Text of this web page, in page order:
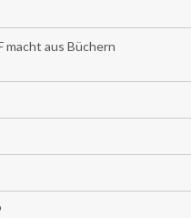
macht aus Büchern